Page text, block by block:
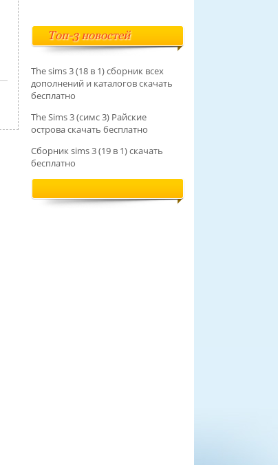
Топ-3 новостей
The sims 3 (18 в 1) сборник всех
дополнений и каталогов скачать
бесплатно
The Sims 3 (симс 3) Райские
острова скачать бесплатно
Сборник sims 3 (19 в 1) скачать
бесплатно